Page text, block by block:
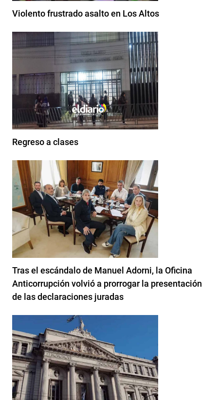
Violento frustrado asalto en Los Altos
Regreso a clases
Tras el escándalo de Manuel Adorni, la Oficina
Anticorrupción volvió a prorrogar la presentación
de las declaraciones juradas